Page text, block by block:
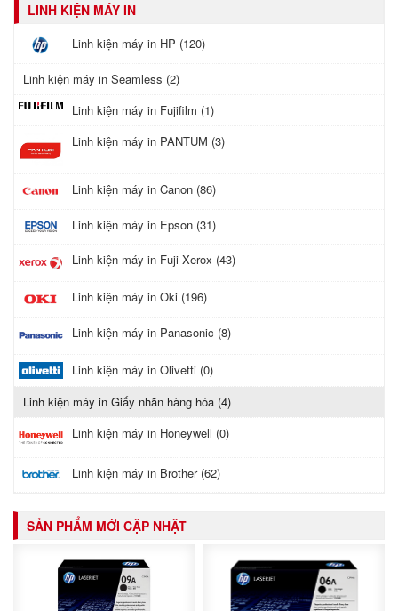
LINH KIỆN MÁY IN
Linh kiện máy in HP (120)
Linh kiện máy in Seamless (2)
Linh kiện máy in Fujifilm (1)
Linh kiện máy in PANTUM (3)
Linh kiện máy in Canon (86)
Linh kiện máy in Epson (31)
Linh kiện máy in Fuji Xerox (43)
Linh kiện máy in Oki (196)
Linh kiện máy in Panasonic (8)
Linh kiện máy in Olivetti (0)
Linh kiện máy in Giấy nhãn hàng hóa (4)
Linh kiện máy in Honeywell (0)
Linh kiện máy in Brother (62)
SẢN PHẨM MỚI CẬP NHẬT